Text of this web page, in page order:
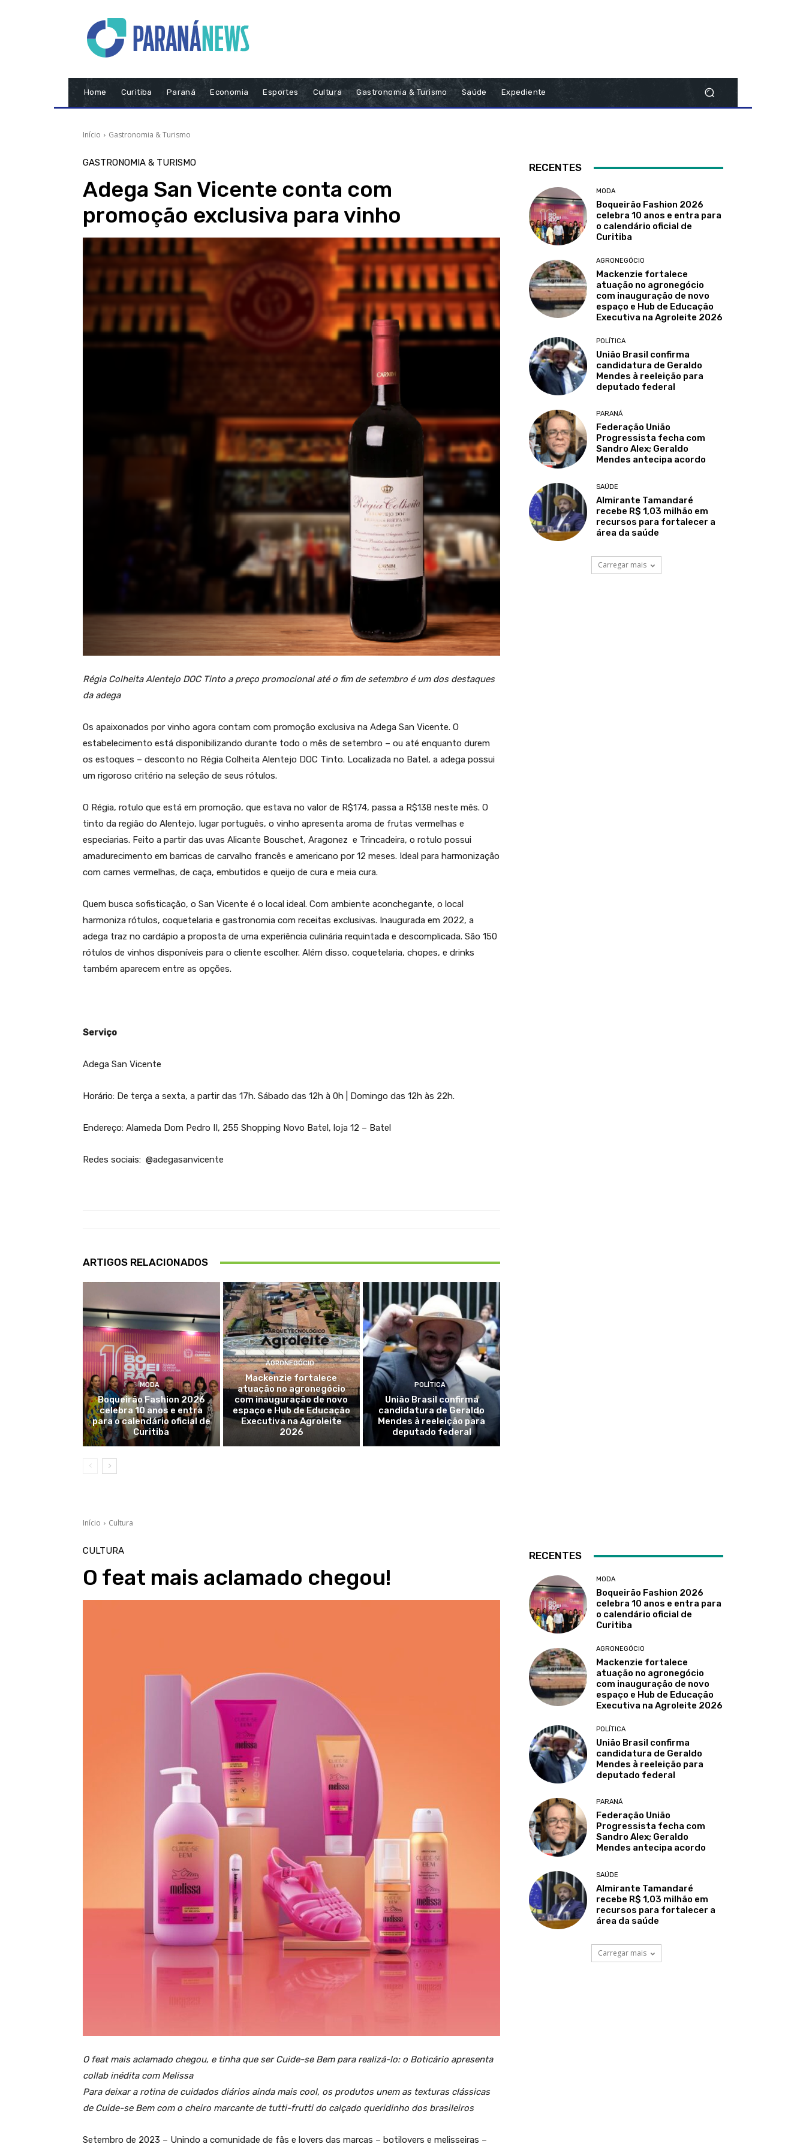
Home Curitiba Paraná Economia Esportes Cultura Gastronomia & Turismo Saúde Expediente
Início Gastronomia & Turismo
GASTRONOMIA & TURISMO
Adega San Vicente conta com
promoção exclusiva para vinho
Régia Colheita Alentejo DOC Tinto a preço promocional até o fim de setembro é um dos destaques
da adega
Os apaixonados por vinho agora contam com promoção exclusiva na Adega San Vicente. O
estabelecimento está disponibilizando durante todo o mês de setembro – ou até enquanto durem
os estoques – desconto no Régia Colheita Alentejo DOC Tinto. Localizada no Batel, a adega possui
um rigoroso critério na seleção de seus rótulos.
O Régia, rotulo que está em promoção, que estava no valor de R$174, passa a R$138 neste mês. O
tinto da região do Alentejo, lugar português, o vinho apresenta aroma de frutas vermelhas e
especiarias. Feito a partir das uvas Alicante Bouschet, Aragonez e Trincadeira, o rotulo possui
amadurecimento em barricas de carvalho francês e americano por 12 meses. Ideal para harmonização
com carnes vermelhas, de caça, embutidos e queijo de cura e meia cura.
Quem busca sofisticação, o San Vicente é o local ideal. Com ambiente aconchegante, o local
harmoniza rótulos, coquetelaria e gastronomia com receitas exclusivas. Inaugurada em 2022, a
adega traz no cardápio a proposta de uma experiência culinária requintada e descomplicada. São 150
rótulos de vinhos disponíveis para o cliente escolher. Além disso, coquetelaria, chopes, e drinks
também aparecem entre as opções.
Serviço
Adega San Vicente
Horário: De terça a sexta, a partir das 17h. Sábado das 12h à 0h | Domingo das 12h às 22h.
Endereço: Alameda Dom Pedro II, 255 Shopping Novo Batel, loja 12 – Batel
Redes sociais: @adegasanvicente
ARTIGOS RELACIONADOS
MODA
Boqueirão Fashion 2026
celebra 10 anos e entra
para o calendário oficial de
Curitiba
AGRONEGÓCIO
Mackenzie fortalece
atuação no agronegócio
com inauguração de novo
espaço e Hub de Educação
Executiva na Agroleite
2026
POLÍTICA
União Brasil confirma
candidatura de Geraldo
Mendes à reeleição para
deputado federal
RECENTES
MODA
Boqueirão Fashion 2026
celebra 10 anos e entra para
o calendário oficial de
Curitiba
AGRONEGÓCIO
Mackenzie fortalece
atuação no agronegócio
com inauguração de novo
espaço e Hub de Educação
Executiva na Agroleite 2026
POLÍTICA
União Brasil confirma
candidatura de Geraldo
Mendes à reeleição para
deputado federal
PARANÁ
Federação União
Progressista fecha com
Sandro Alex; Geraldo
Mendes antecipa acordo
SAÚDE
Almirante Tamandaré
recebe R$ 1,03 milhão em
recursos para fortalecer a
área da saúde
Carregar mais